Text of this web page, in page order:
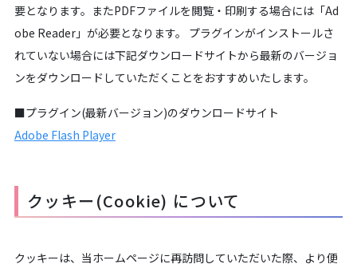
要となります。またPDFファイルを閲覧・印刷する場合には「Ad
obe Reader」が必要となります。 プラグインがインストールさ
れていない場合には下記ダウンロードサイトから最新のバージョ
ンをダウンロードしていただくことをおすすめいたします。
■プラグイン(最新バージョン)のダウンロードサイト
Adobe Flash Player
クッキー(Cookie) について
クッキーは、当ホームページに再訪問していただいた際、より便